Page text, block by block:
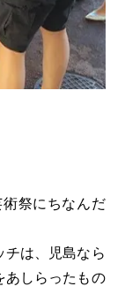
祭にちなんだ
チは、児島なら
あしらったもの